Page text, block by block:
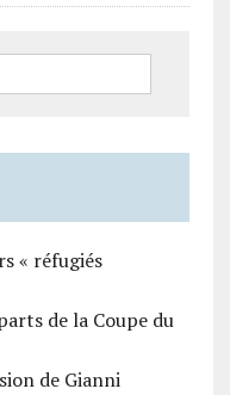
« réfugiés
de la Coupe du
de Gianni